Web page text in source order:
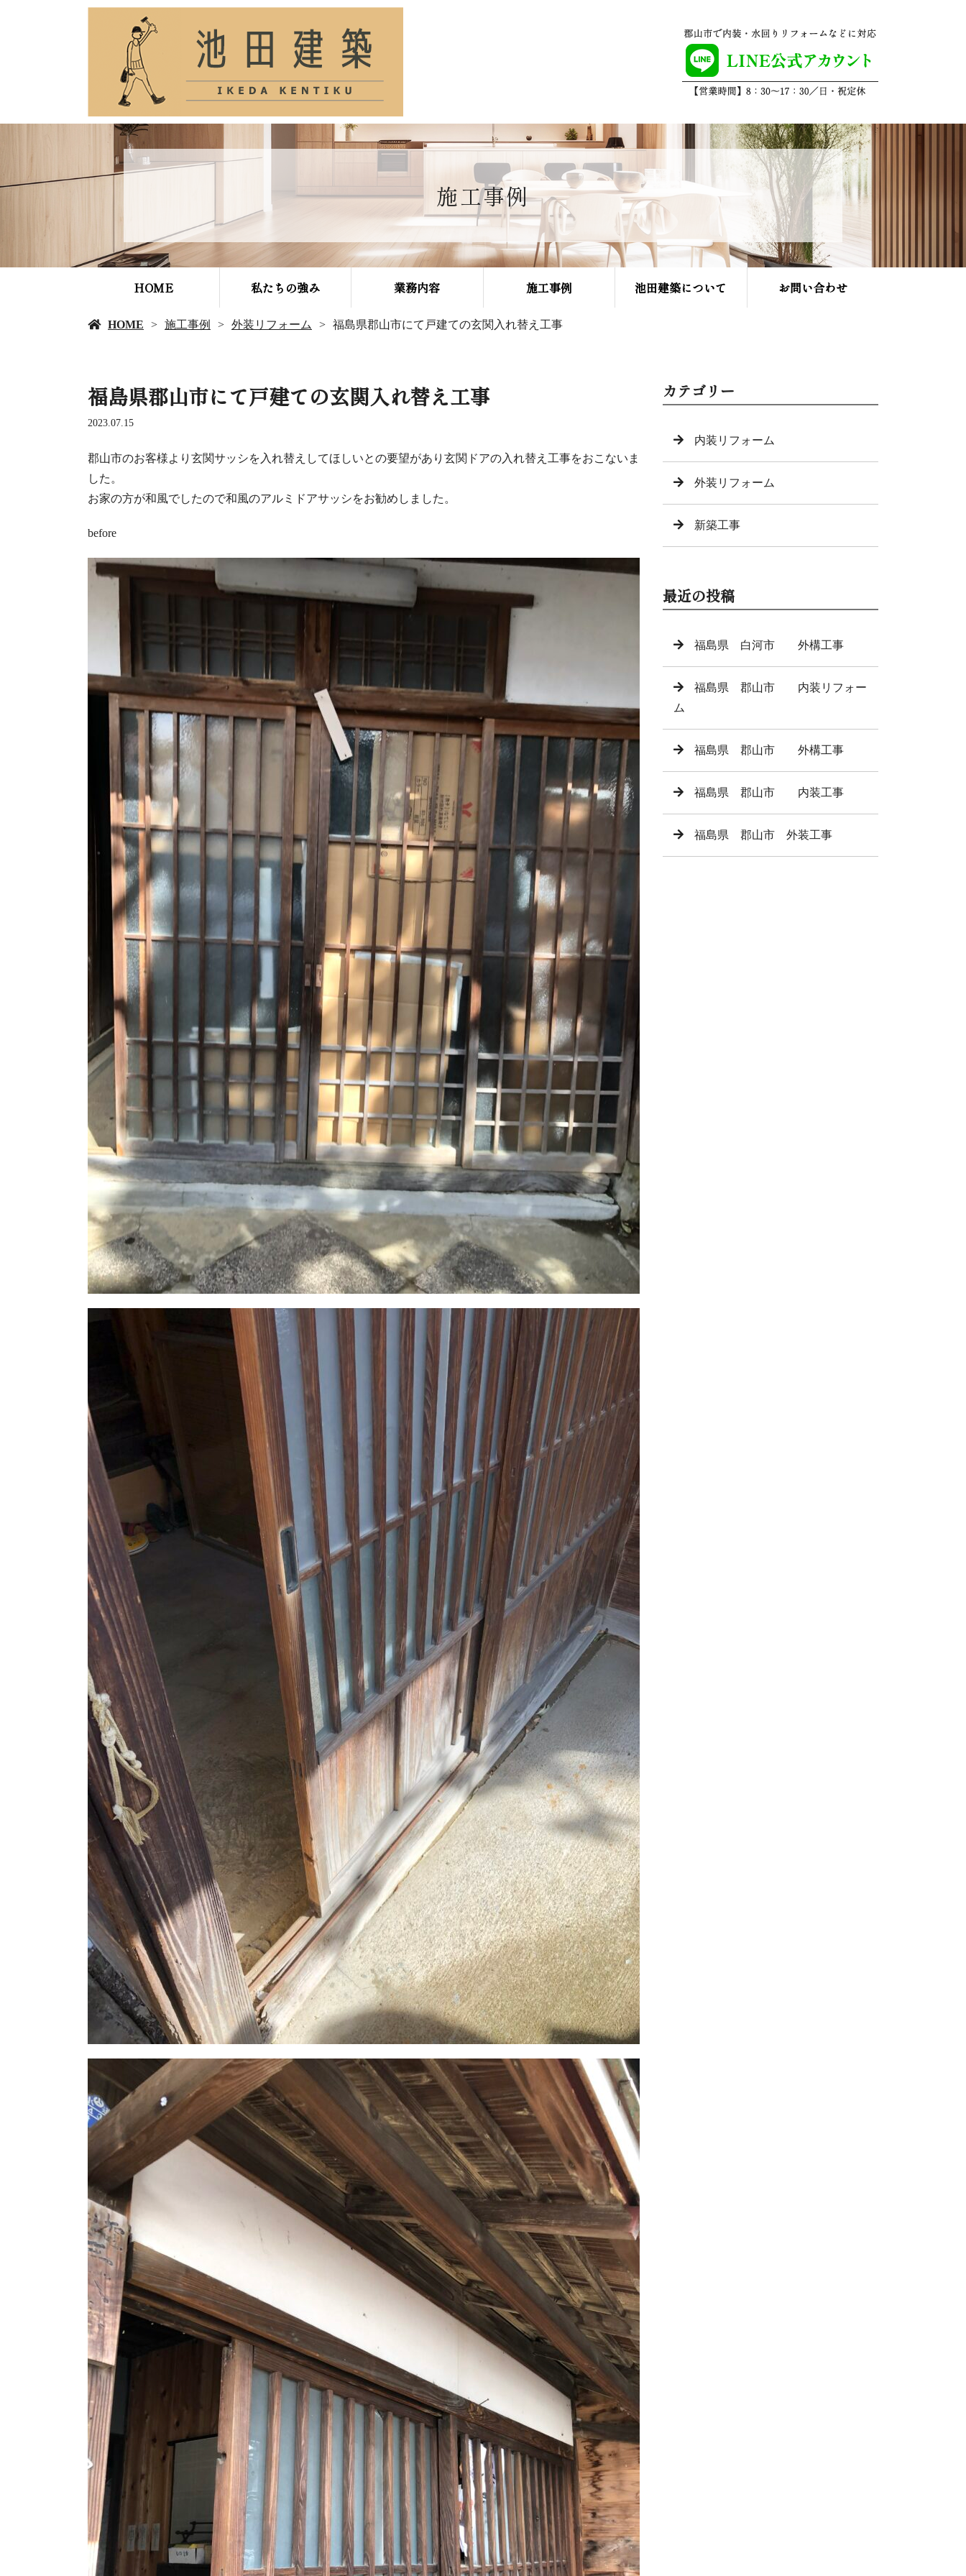
施工事例
HOME 私たちの強み 業務内容 施工事例 池田建築について お問い合わせ
HOME 施工事例 外装リフォーム 福島県郡山市にて戸建ての玄関入れ替え工事
福島県郡山市にて戸建ての玄関入れ替え工事
2023.07.15
郡山市のお客様より玄関サッシを入れ替えしてほしいとの要望があり玄関ドアの入れ替え工事をおこないま
した。
お家の方が和風でしたので和風のアルミドアサッシをお勧めしました。
before
カテゴリー
内装リフォーム
外装リフォーム
新築工事
最近の投稿
福島県 白河市 外構工事
福島県 郡山市 内装リフォー
ム
福島県 郡山市 外構工事
福島県 郡山市 内装工事
福島県 郡山市 外装工事